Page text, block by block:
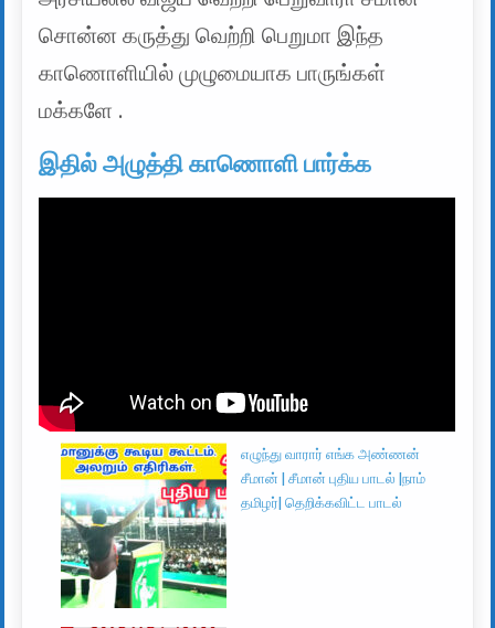
சொன்ன கருத்து வெற்றி பெறுமா இந்த
காணொளியில் முழுமையாக பாருங்கள்
மக்களே .
இதில் அழுத்தி காணொளி பார்க்க
எழுந்து வாரார் எங்க அண்ணன்
சீமான் | சீமான் புதிய பாடல் |நாம்
தமிழர்| தெறிக்கவிட்ட பாடல்